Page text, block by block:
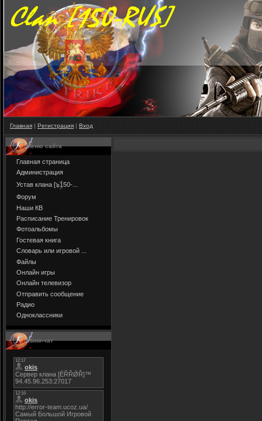
Главная |Регистрация|Вход
Меню сайта
Главная страница
Администрация
Устав клана [๖ۣۜ150-...
Форум
Наши КВ
Расписание Тренировок
Фотоальбомы
Гостевая книга
Словарь или игровой ...
Файлы
Онлайн игры
Онлайн телевизор
Отправить сообщение
Радио
Одноклассники
Мини-чат